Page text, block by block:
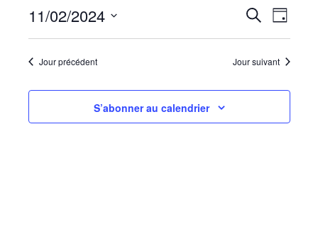
et
de
vues
Recherche
de
vues
Jour
11/02/2024
date.Jour précédent Jour suivant
S’abonner au calendrier